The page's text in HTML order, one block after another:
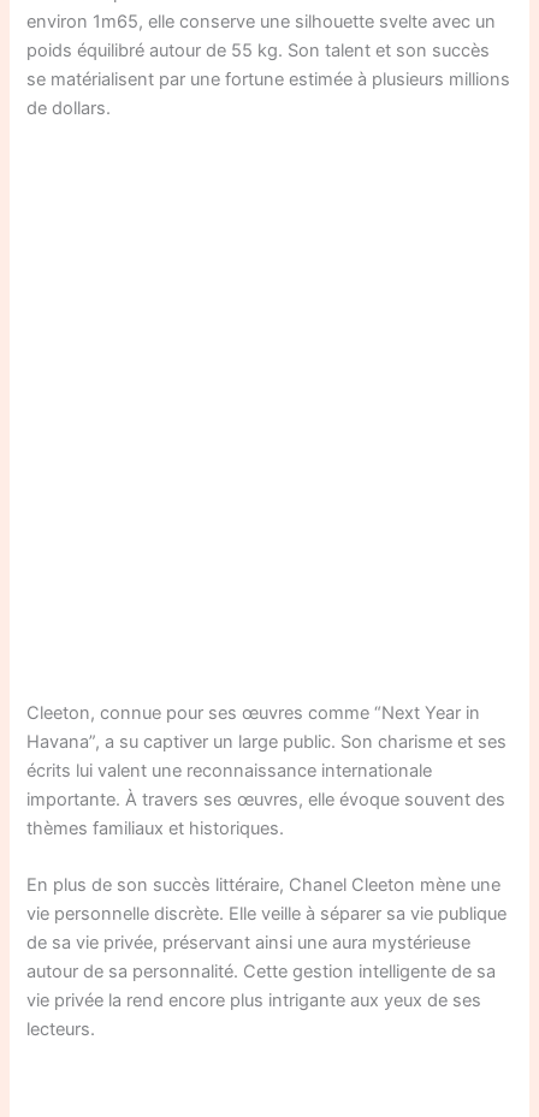
environ 1m65, elle conserve une silhouette svelte avec un
poids équilibré autour de 55 kg. Son talent et son succès
se matérialisent par une fortune estimée à plusieurs millions
de dollars.
Cleeton, connue pour ses œuvres comme “Next Year in
Havana”, a su captiver un large public. Son charisme et ses
écrits lui valent une reconnaissance internationale
importante. À travers ses œuvres, elle évoque souvent des
thèmes familiaux et historiques.
En plus de son succès littéraire, Chanel Cleeton mène une
vie personnelle discrète. Elle veille à séparer sa vie publique
de sa vie privée, préservant ainsi une aura mystérieuse
autour de sa personnalité. Cette gestion intelligente de sa
vie privée la rend encore plus intrigante aux yeux de ses
lecteurs.